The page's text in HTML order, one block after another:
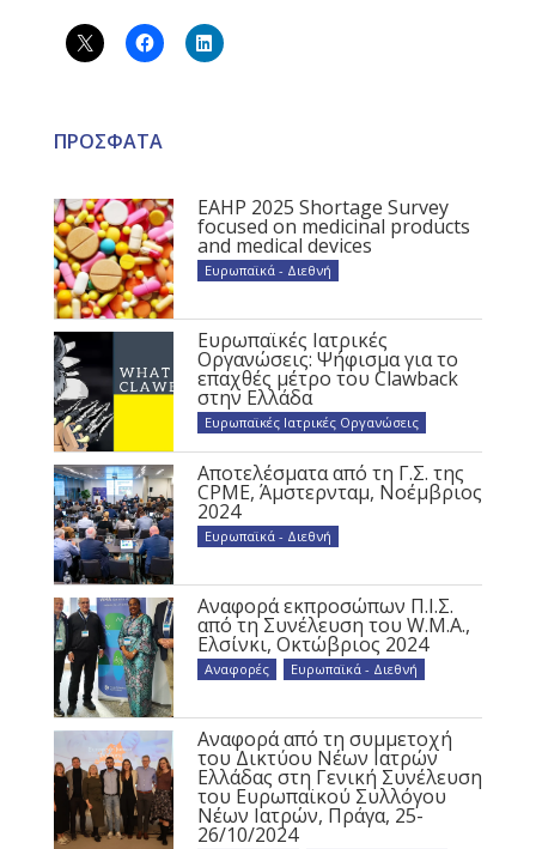
ΠΡΟΣΦΑΤΑ
EAHP 2025 Shortage Survey
focused on medicinal products
and medical devices
Ευρωπαϊκά - Διεθνή
Ευρωπαϊκές Ιατρικές
Οργανώσεις: Ψήφισμα για το
επαχθές μέτρο του Clawback
στην Ελλάδα
Ευρωπαϊκές Ιατρικές Οργανώσεις
Αποτελέσματα από τη Γ.Σ. της
CPME, Άμστερνταμ, Νοέμβριος
2024
Ευρωπαϊκά - Διεθνή
Αναφορά εκπροσώπων Π.Ι.Σ.
από τη Συνέλευση του W.M.A.,
Ελσίνκι, Οκτώβριος 2024
Αναφορές Ευρωπαϊκά - Διεθνή
Αναφορά από τη συμμετοχή
του Δικτύου Νέων Ιατρών
Ελλάδας στη Γενική Συνέλευση
του Ευρωπαϊκού Συλλόγου
Νέων Ιατρών, Πράγα, 25-
26/10/2024